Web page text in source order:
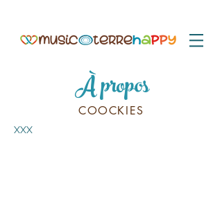
À propos
COOCKIES
XXX